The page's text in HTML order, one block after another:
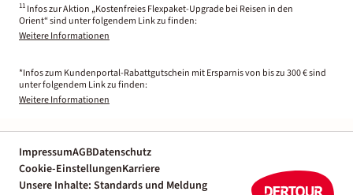
11 Infos zur Aktion „Kostenfreies Flexpaket-Upgrade bei Reisen in den
Orient“ sind unter folgendem Link zu finden:
Weitere Informationen
*Infos zum Kundenportal-Rabattgutschein mit Ersparnis von bis zu 300 € sind
unter folgendem Link zu finden:
Weitere Informationen
ImpressumAGBDatenschutz
Cookie-EinstellungenKarriere
Unsere Inhalte: Standards und Meldung